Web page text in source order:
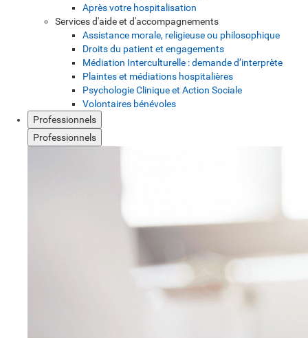
Après votre hospitalisation
Services d'aide et d'accompagnements
Assistance morale, religieuse ou philosophique
Droits du patient et engagements
Médiation Interculturelle : demande d’interprète
Plaintes et médiations hospitalières
Psychologie Clinique et Action Sociale
Volontaires bénévoles
Professionnels
Professionnels